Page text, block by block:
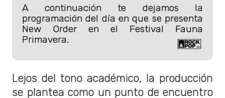
A continuación te dejamos la
programación del día en que se presenta
New Order en el Festival Fauna
Primavera.
Lejos del tono académico, la producción
se plantea como un punto de encuentro